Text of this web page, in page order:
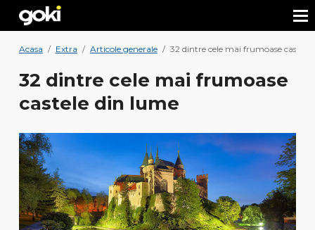
Acasa / Extra / Articole generale / 32 dintre cele mai frumoase castele
32 dintre cele mai frumoase
castele din lume